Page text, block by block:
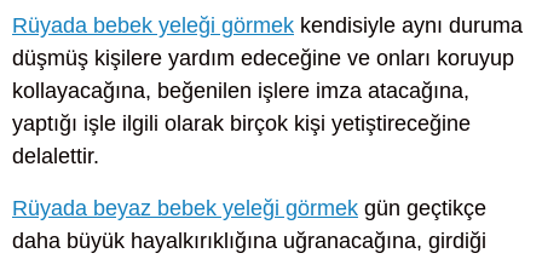
Rüyada bebek yeleği görmek kendisiyle aynı duruma
düşmüş kişilere yardım edeceğine ve onları koruyup
kollayacağına, beğenilen işlere imza atacağına,
yaptığı işle ilgili olarak birçok kişi yetiştireceğine
delalettir.
Rüyada beyaz bebek yeleği görmek gün geçtikçe
daha büyük hayalkırıklığına uğranacağına, girdiği